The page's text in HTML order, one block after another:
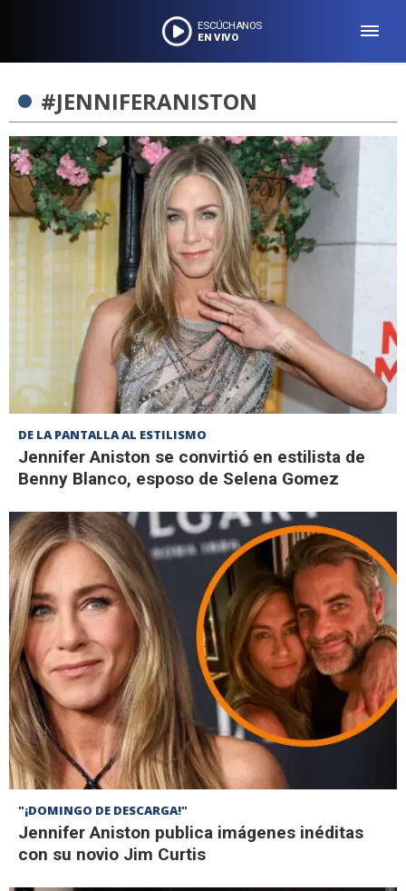
ESCÚCHANOS
EN VIVO
#JENNIFERANISTON
DE LA PANTALLA AL ESTILISMO
Jennifer Aniston se convirtió en estilista de
Benny Blanco, esposo de Selena Gomez
"¡DOMINGO DE DESCARGA!"
Jennifer Aniston publica imágenes inéditas
con su novio Jim Curtis